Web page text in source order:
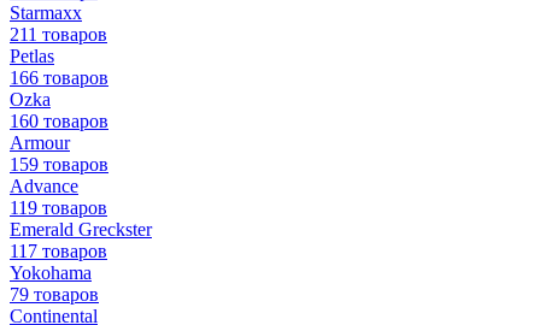
Starmaxx
211 товаров
Petlas
166 товаров
Ozka
160 товаров
Armour
159 товаров
Advance
119 товаров
Emerald Greckster
117 товаров
Yokohama
79 товаров
Continental